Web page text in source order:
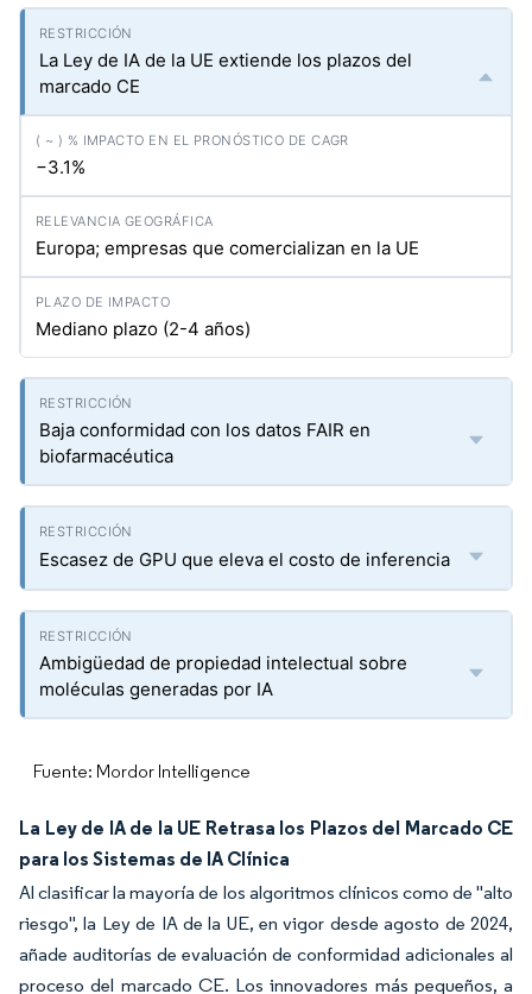
La Ley de IA de la UE extiende los plazos del
marcado CE
−3.1%
Europa; empresas que comercializan en la UE
Mediano plazo (2-4 años)
Baja conformidad con los datos FAIR en
biofarmacéutica
Escasez de GPU que eleva el costo de inferencia
Ambigüedad de propiedad intelectual sobre
moléculas generadas por IA
Fuente: Mordor Intelligence
La Ley de IA de la UE Retrasa los Plazos del Marcado CE
para los Sistemas de IA Clínica
Al clasificar la mayoría de los algoritmos clínicos como de "alto
riesgo", la Ley de IA de la UE, en vigor desde agosto de 2024,
añade auditorías de evaluación de conformidad adicionales al
proceso del marcado CE. Los innovadores más pequeños, a